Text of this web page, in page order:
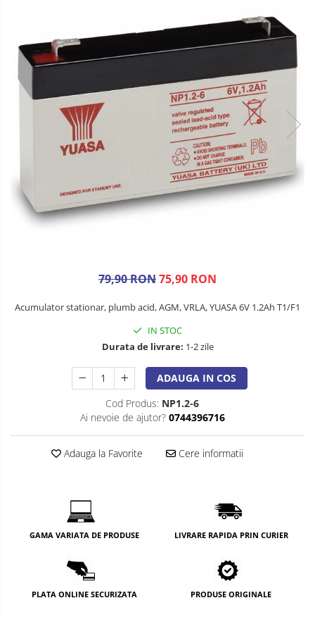
79,90 RON75,90 RON
Acumulator stationar, plumb acid, AGM, VRLA, YUASA 6V 1.2Ah T1/F1
IN STOC
Durata de livrare: 1-2 zile
ADAUGA IN COS
Cod Produs: NP1.2-6
Ai nevoie de ajutor? 0744396716
Adauga la Favorite Cere informatii
GAMA VARIATA DE PRODUSE LIVRARE RAPIDA PRIN CURIER
PLATA ONLINE SECURIZATA PRODUSE ORIGINALE